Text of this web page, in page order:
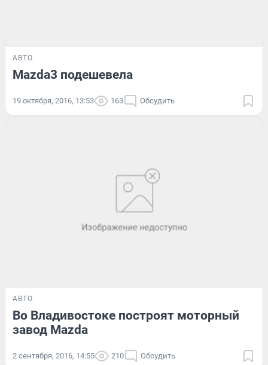
АВТО
Mazda3 подешевела
19 октября, 2016, 13:53 163 Обсудить
АВТО
Во Владивостоке построят моторный
завод Mazda
2 сентября, 2016, 14:55 210 Обсудить